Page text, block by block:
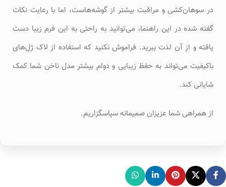
در سوهان‌کشی و مراقبت بیشتر از گوشه‌هاست، اما با رعایت نکات
گفته شده در این راهنما، می‌توانید به راحتی به این فرم زیبا دست
یافته و از آن لذت ببرید. فراموش نکنید که استفاده از لاک ژل‌های
باکیفیت می‌تواند به حفظ زیبایی و دوام بیشتر مدل ناخن شما کمک
شایانی کند.
از همراهی شما عزیزان صمیمانه سپاسگزاریم.